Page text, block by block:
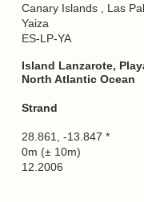
Canary Islands , Las
Yaiza
ES-LP-YA
Island Lanzarote,
North Atlantic Ocean
Strand
28.861, -13.847 *
0m (± 10m)
12.2006